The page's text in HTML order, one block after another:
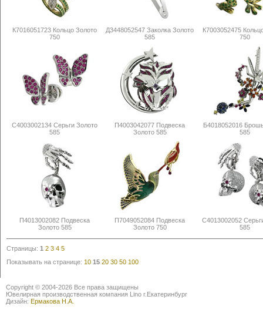
К7016051723 Кольцо Золото
750
Д3448052547 Заколка Золото
585
К7003052475
750
С4003002134 Серьги Золото
585
П4003042077 Подвеска
Золото 585
Б4018052016
585
П4013002082 Подвеска
Золото 585
П7049052084 Подвеска
Золото 750
С4013002052
585
Страницы: 1 2 3 4 5
Показывать на странице: 10 15 20 30 50 100
Copyright © 2004-2026 Все права защищены
Ювелирная производственная компания Lino г.Екатеринбург
Дизайн: Ермакова Н.А.